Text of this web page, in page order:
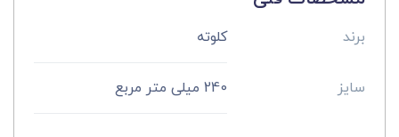
برند کلوته
سایز 240 میلی متر مربع